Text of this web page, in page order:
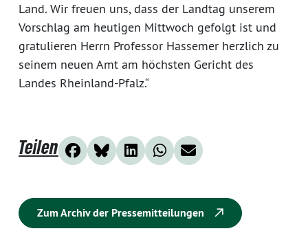
Land. Wir freuen uns, dass der Landtag unserem
Vorschlag am heutigen Mittwoch gefolgt ist und
gratulieren Herrn Professor Hassemer herzlich zu
seinem neuen Amt am höchsten Gericht des
Landes Rheinland-Pfalz.“
Teilen
Zum Archiv der Pressemitteilungen